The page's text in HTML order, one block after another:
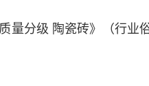
量分级 陶瓷砖》（行业